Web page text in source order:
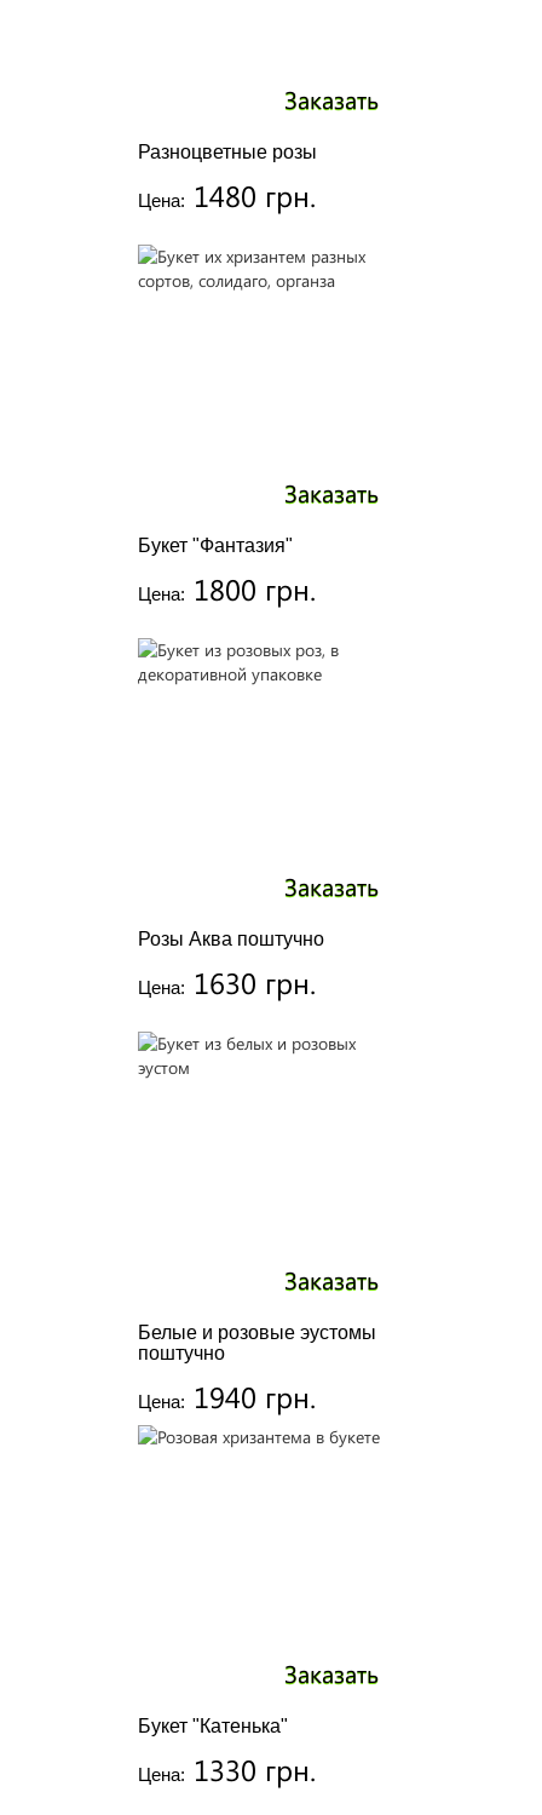
Разноцветные розы
Цена: 1480 грн.
Заказать
Букет "Фантазия"
Цена: 1800 грн.
Заказать
Розы Аква поштучно
Цена: 1630 грн.
Заказать
Белые и розовые эустомы
поштучно
Цена: 1940 грн.
Заказать
Букет "Катенька"
Цена: 1330 грн.
Заказать